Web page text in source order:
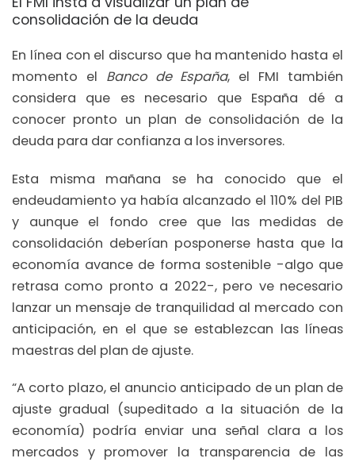
consolidación de la deuda
En línea con el discurso que ha mantenido hasta el
momento el Banco de España, el FMI también
considera que es necesario que España dé a
conocer pronto un plan de consolidación de la
deuda para dar confianza a los inversores.
Esta misma mañana se ha conocido que el
endeudamiento ya había alcanzado el 110% del PIB
y aunque el fondo cree que las medidas de
consolidación deberían posponerse hasta que la
economía avance de forma sostenible -algo que
retrasa como pronto a 2022-, pero ve necesario
lanzar un mensaje de tranquilidad al mercado con
anticipación, en el que se establezcan las líneas
maestras del plan de ajuste.
“A corto plazo, el anuncio anticipado de un plan de
ajuste gradual (supeditado a la situación de la
economía) podría enviar una señal clara a los
mercados y promover la transparencia de las